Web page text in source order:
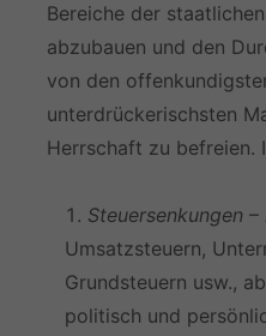
Bereiche der
abzubauen und den
von den
unterdrückerischsten
Herrschaft zu befreien.
Steuersenkungen –
Umsatzsteuern,
Grundsteuern usw.,
politisch und